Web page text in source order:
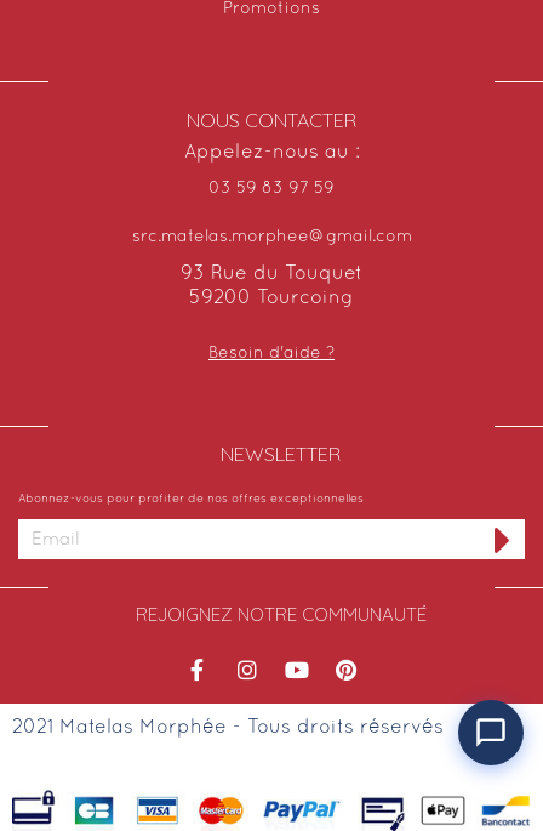
Promotions
NOUS CONTACTER
Appelez-nous au :
03 59 83 97 59
src.matelas.morphee@gmail.com
93 Rue du Touquet
59200 Tourcoing
Besoin d'aide ?
NEWSLETTER​
Abonnez-vous pour profiter de nos offres exceptionnelles
REJOIGNEZ NOTRE COMMUNAUTÉ
2021 Matelas Morphée - Tous droits réservés